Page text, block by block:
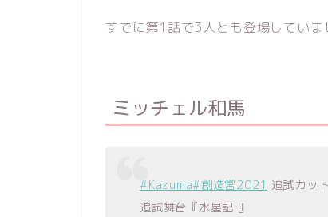
すでに第1話で3人とも登場してい
ミッチェル和馬
#Kazuma#創造営2021 追試カット
追試舞台『水星記 』